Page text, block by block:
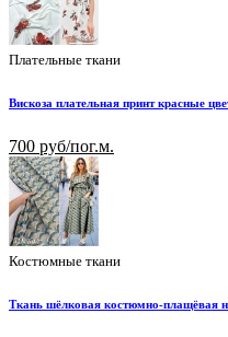
Плательные ткани
Вискоза плательная принт красные
700 руб/пог.м.
Костюмные ткани
Ткань шёлковая костюмно-плащёвая